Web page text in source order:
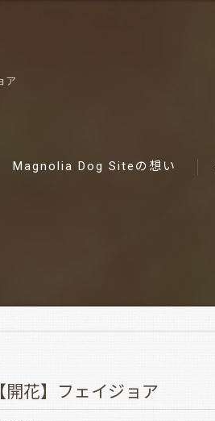
ア
Magnolia Dog Siteの想い
【開花】フェイジョア